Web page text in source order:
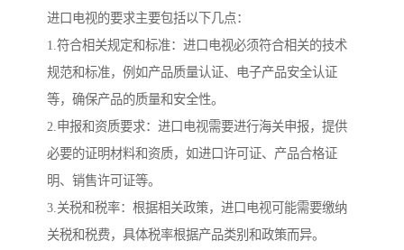
进口电视的要求主要包括以下几点：
1.符合相关规定和标准：进口电视必须符合相关的技术
规范和标准，例如产品质量认证、电子产品安全认证
等，确保产品的质量和安全性。
2.申报和资质要求：进口电视需要进行海关申报，提供
必要的证明材料和资质，如进口许可证、产品合格证
明、销售许可证等。
3.关税和税率：根据相关政策，进口电视可能需要缴纳
关税和税费，具体税率根据产品类别和政策而异。